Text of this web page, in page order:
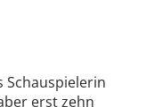
Schauspielerin
erst zehn